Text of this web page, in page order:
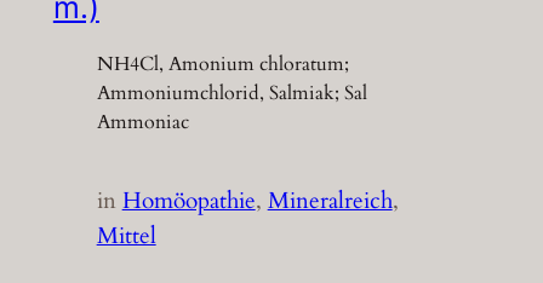
NH4Cl, Amonium chloratum;
Ammoniumchlorid, Salmiak; Sal
Ammoniac
inHomöopathie, Mineralreich
Mittel